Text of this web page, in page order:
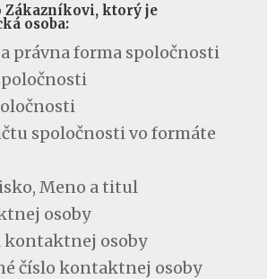
Zákazníkovi, ktorý je
osoba:
právna forma spoločnosti
spoločnosti vo formáte
Meno a titul
osoby
kontaktnej osoby
číslo kontaktnej osoby